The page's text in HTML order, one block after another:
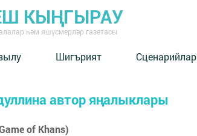
КЫҢГЫРАУ
һәм яшүсмерләр газетасы
Шигърият Сценарийлар
автор яңалыклары
of Khans)